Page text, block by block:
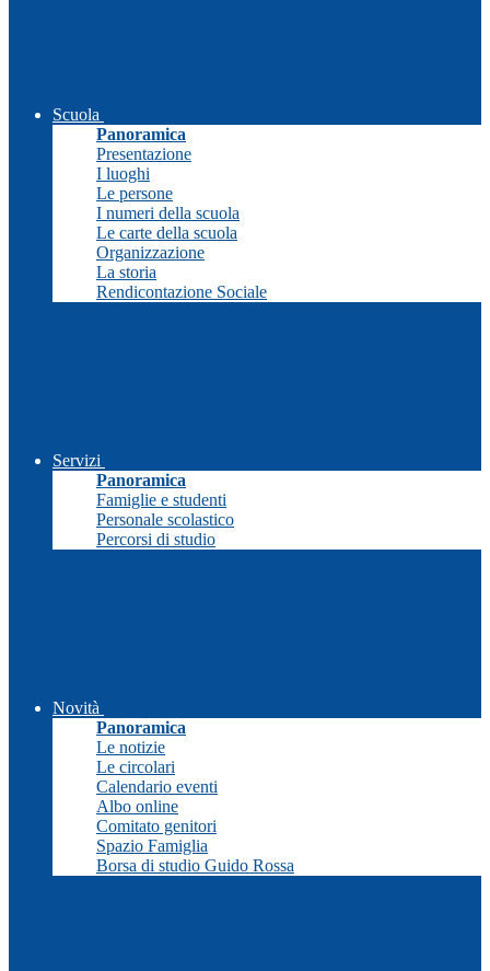
Scuola
Panoramica
Presentazione
I luoghi
Le persone
I numeri della scuola
Le carte della scuola
Organizzazione
La storia
Rendicontazione Sociale
Servizi
Panoramica
Famiglie e studenti
Personale scolastico
Percorsi di studio
Novità
Panoramica
Le notizie
Le circolari
Calendario eventi
Albo online
Comitato genitori
Spazio Famiglia
Borsa di studio Guido Rossa